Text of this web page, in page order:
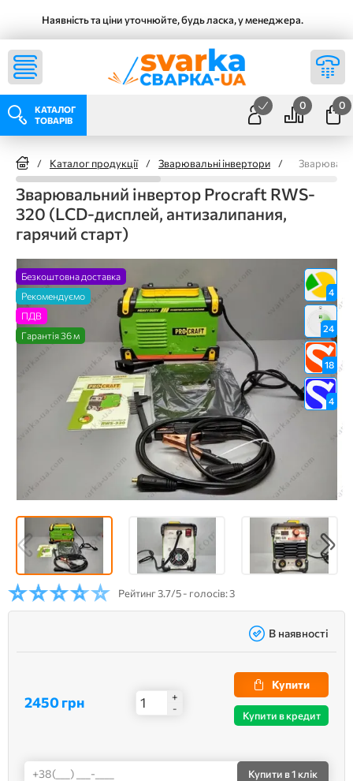
Наявність та ціни уточнюйте, будь ласка, у менеджера.
КАТАЛОГ
ТОВАРІВ
0 0
/ Каталог продукції / Зварювальні інвертори /
Зварювальний інвертор Procraft RWS-
320 (LCD-дисплей, антизалипания,
гарячий старт)
Безкоштовна доставка
Рекомендуємо
ПДВ
Гарантія 36 м
4
24
18
4
Рейтинг3.7/5 - голосів: 3
В наявності
2450 грн
+
-
Купити
Купити в кредит
Купити в 1 клік